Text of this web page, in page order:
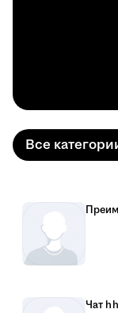
Все
Чат